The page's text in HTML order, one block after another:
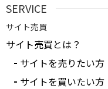
SERVICE
サイト売買
サイト売買とは？
サイトを売りたい方
サイトを買いたい方